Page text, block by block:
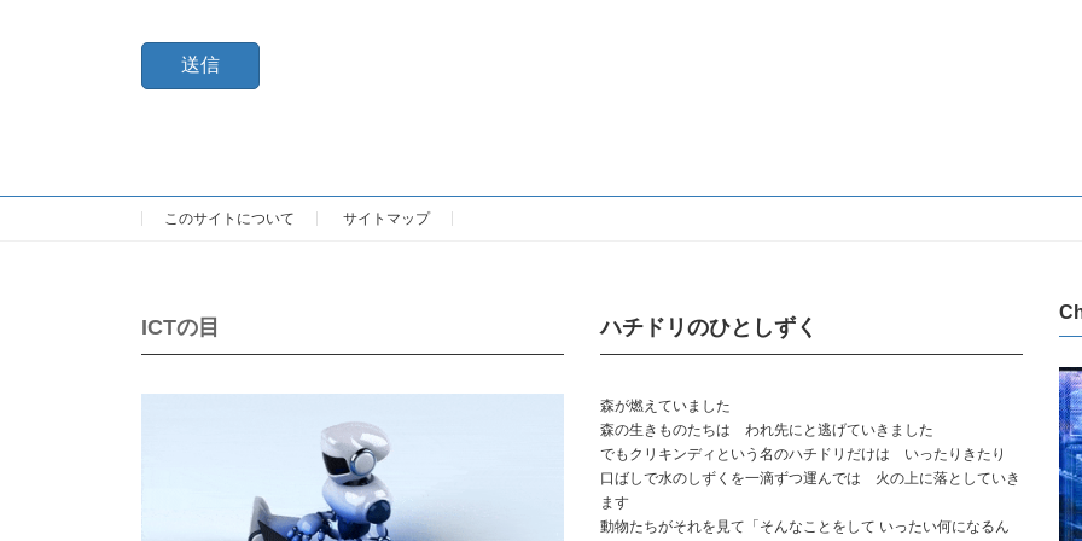
このサイトについて サイトマップ
ICTの目 ハチドリのひとしずく
森が燃えていました
森の生きものたちは われ先にと逃げていきました
でもクリキンディという名のハチドリだけは いったりきたり
口ばしで水のしずくを一滴ずつ運んでは 火の上に落としていき
ます
動物たちがそれを見て「そんなことをして いったい何になるん